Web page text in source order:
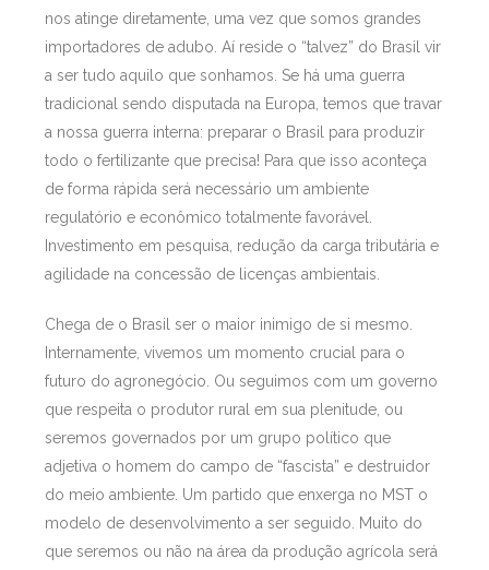
nos atinge diretamente, uma vez que somos grandes
importadores de adubo. Aí reside o “talvez” do Brasil vir
a ser tudo aquilo que sonhamos. Se há uma guerra
tradicional sendo disputada na Europa, temos que travar
a nossa guerra interna: preparar o Brasil para produzir
todo o fertilizante que precisa! Para que isso aconteça
de forma rápida será necessário um ambiente
regulatório e econômico totalmente favorável.
Investimento em pesquisa, redução da carga tributária e
agilidade na concessão de licenças ambientais.
Chega de o Brasil ser o maior inimigo de si mesmo.
Internamente, vivemos um momento crucial para o
futuro do agronegócio. Ou seguimos com um governo
que respeita o produtor rural em sua plenitude, ou
seremos governados por um grupo político que
adjetiva o homem do campo de “fascista” e destruidor
do meio ambiente. Um partido que enxerga no MST o
modelo de desenvolvimento a ser seguido. Muito do
que seremos ou não na área da produção agrícola será